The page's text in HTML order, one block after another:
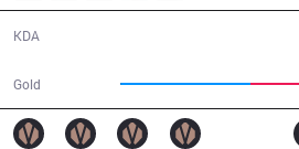
KDA
Gold